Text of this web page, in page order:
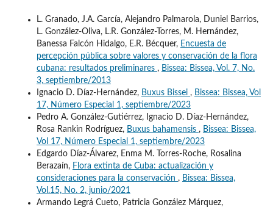
L. Granado, J.A. García, Alejandro Palmarola, Duniel Barrios,
L. González-Oliva, L.R. González-Torres, M. Hernández,
Banessa Falcón Hidalgo, E.R. Bécquer, Encuesta de
percepción pública sobre valores y conservación de la flora
cubana: resultados preliminares , Bissea: Bissea, Vol. 7, No.
3, septiembre/2013
Ignacio D. Díaz-Hernández, Buxus Bissei , Bissea: Bissea, Vol
17, Número Especial 1, septiembre/2023
Pedro A. González-Gutiérrez, Ignacio D. Díaz-Hernández,
Rosa Rankin Rodríguez, Buxus bahamensis , Bissea: Bissea,
Vol 17, Número Especial 1, septiembre/2023
Edgardo Díaz-Álvarez, Enma M. Torres-Roche, Rosalina
Berazaín, Flora extinta de Cuba: actualización y
consideraciones para la conservación , Bissea: Bissea,
Vol.15, No. 2, junio/2021
Armando Legrá Cueto, Patricia González Márquez,